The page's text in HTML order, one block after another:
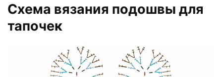
Схема вязания подошвы для
тапочек